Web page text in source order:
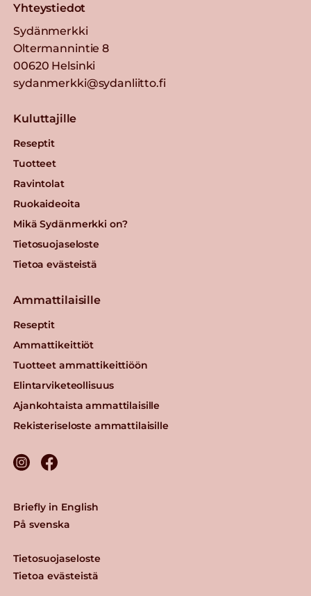
Yhteystiedot
Sydänmerkki
Oltermannintie 8
00620 Helsinki
sydanmerkki@sydanliitto.fi
Kuluttajille
Reseptit
Tuotteet
Ravintolat
Ruokaideoita
Mikä Sydänmerkki on?
Tietosuojaseloste
Tietoa evästeistä
Ammattilaisille
Reseptit
Ammattikeittiöt
Tuotteet ammattikeittiöön
Elintarviketeollisuus
Ajankohtaista ammattilaisille
Rekisteriseloste ammattilaisille
Tietosuojaseloste
Tietoa evästeistä
Briefly in English
På svenska